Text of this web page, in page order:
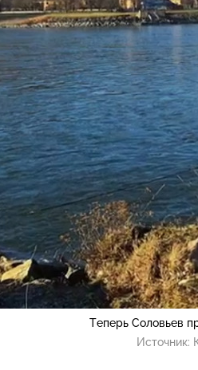
Теперь Соловьев
Источник: